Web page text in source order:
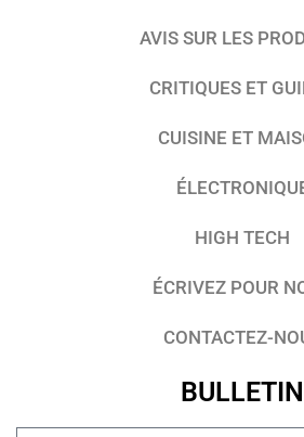
AVIS SUR LES
CRITIQUES ET
CUISINE ET
HIGH TECH
ÉCRIVEZ POUR
CONTACTEZ-
BULLETIN